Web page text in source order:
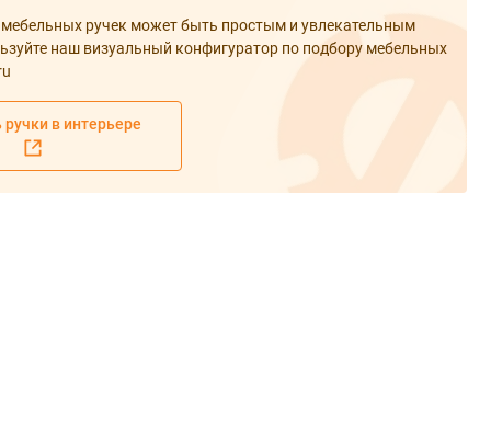
ручек может быть простым и увлекательным
наш визуальный конфигуратор по подбору мебельных
в интерьере